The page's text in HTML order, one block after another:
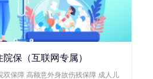
院保（互联网专属）
双保障 高额意外身故伤残保障 成人儿